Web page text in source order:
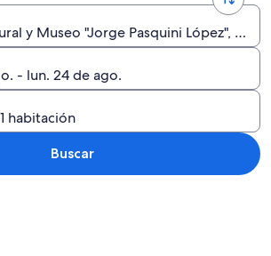
y Museo "Jorge Pasquini López", San
- lun. 24 de ago.
habitación
Buscar